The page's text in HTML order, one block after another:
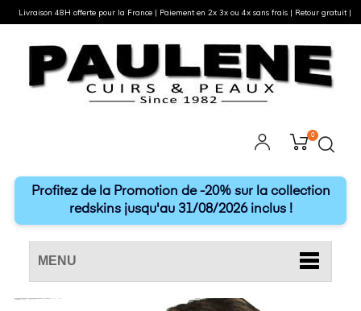
0
Profitez de la Promotion de -20% sur la collection
redskins jusqu'au 31/08/2026 inclus !
MENU
Livraison 48H offerte pour la France | Paiement en 2x 3x ou 4x sans frais | Retour gratuit |